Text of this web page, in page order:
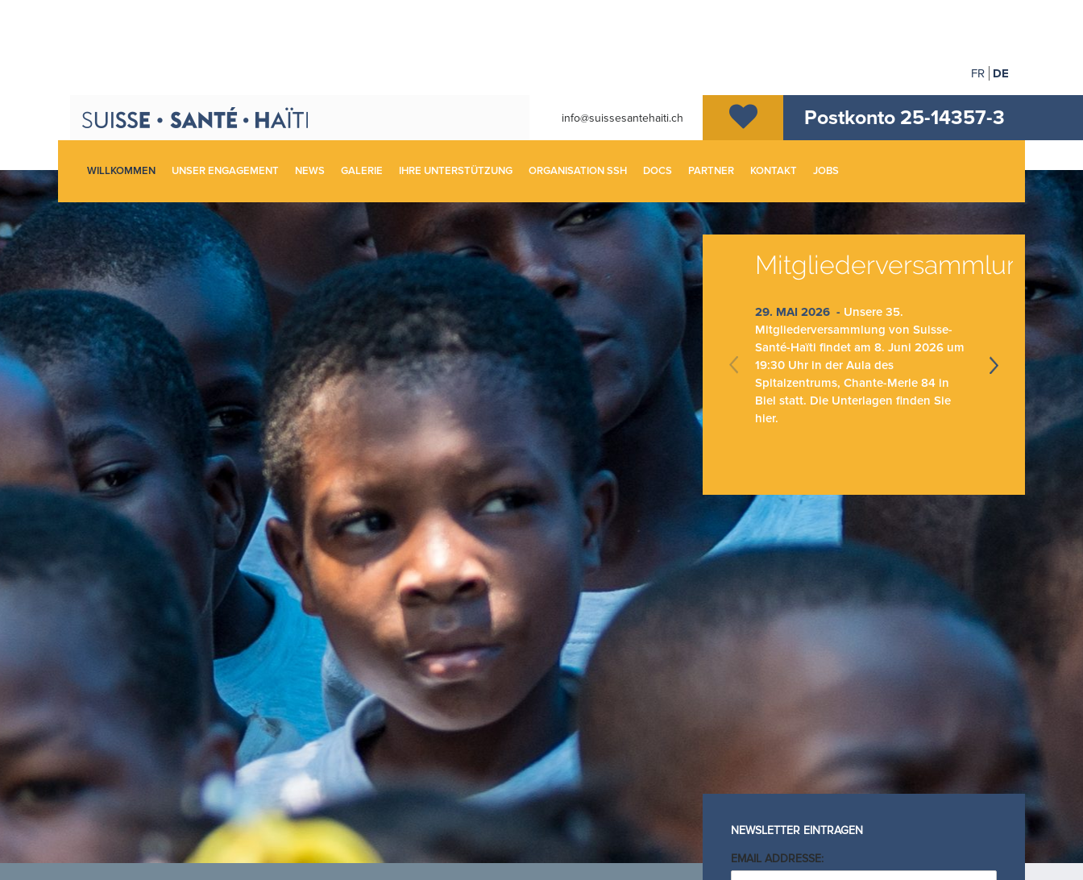
FR DE
info@suissesantehaiti.ch Postkonto 25-14357-3
WILLKOMMEN UNSER ENGAGEMENT NEWS GALERIE IHRE UNTERSTÜTZUNG ORGANISATION SSH DOCS PARTNER KONTAKT JOBS
Mitgliederversammlung
29. MAI 2026 - Unsere 35.
Mitgliederversammlung von Suisse-
Santé-Haïti findet am 8. Juni 2026 um
19:30 Uhr in der Aula des
Spitalzentrums, Chante-Merle 84 in
Biel statt. Die Unterlagen finden Sie
hier.
NEWSLETTER EINTRAGEN
EMAIL ADDRESSE: